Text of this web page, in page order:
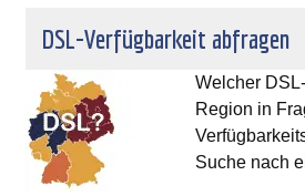
DSL-Verfügbarkeit abfragen
Welcher
Region in
Suche nach